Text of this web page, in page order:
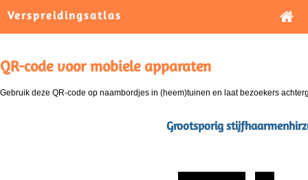
Verspreidingsatlas
QR-code voor mobiele apparaten
Gebruik deze QR-code op naambordjes in (heem)tuinen en laat bezoekers
Grootsporig